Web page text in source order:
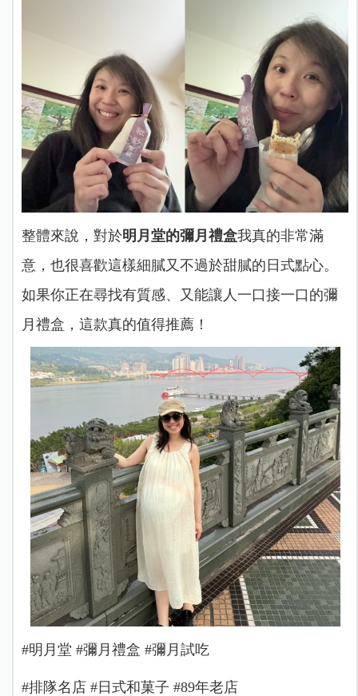
整體來說，對於明月堂的彌月禮盒我真的非常滿
意，也很喜歡這樣細膩又不過於甜膩的日式點心。
如果你正在尋找有質感、又能讓人一口接一口的彌
月禮盒，這款真的值得推薦！
#明月堂 #彌月禮盒 #彌月試吃
#排隊名店 #日式和菓子 #89年老店